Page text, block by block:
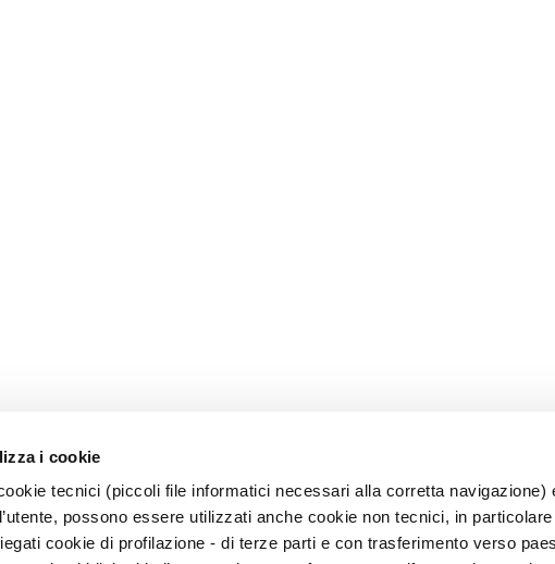
i cookie
tecnici (piccoli file informatici necessari alla corretta navigazione)
possono essere utilizzati anche cookie non tecnici, in particolare
cookie di profilazione - di terze parti e con trasferimento verso